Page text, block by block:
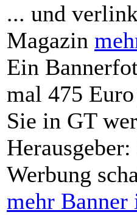
... und
Magazin
Ein
mal 475
Sie in GT
Werbung
mehr Banner